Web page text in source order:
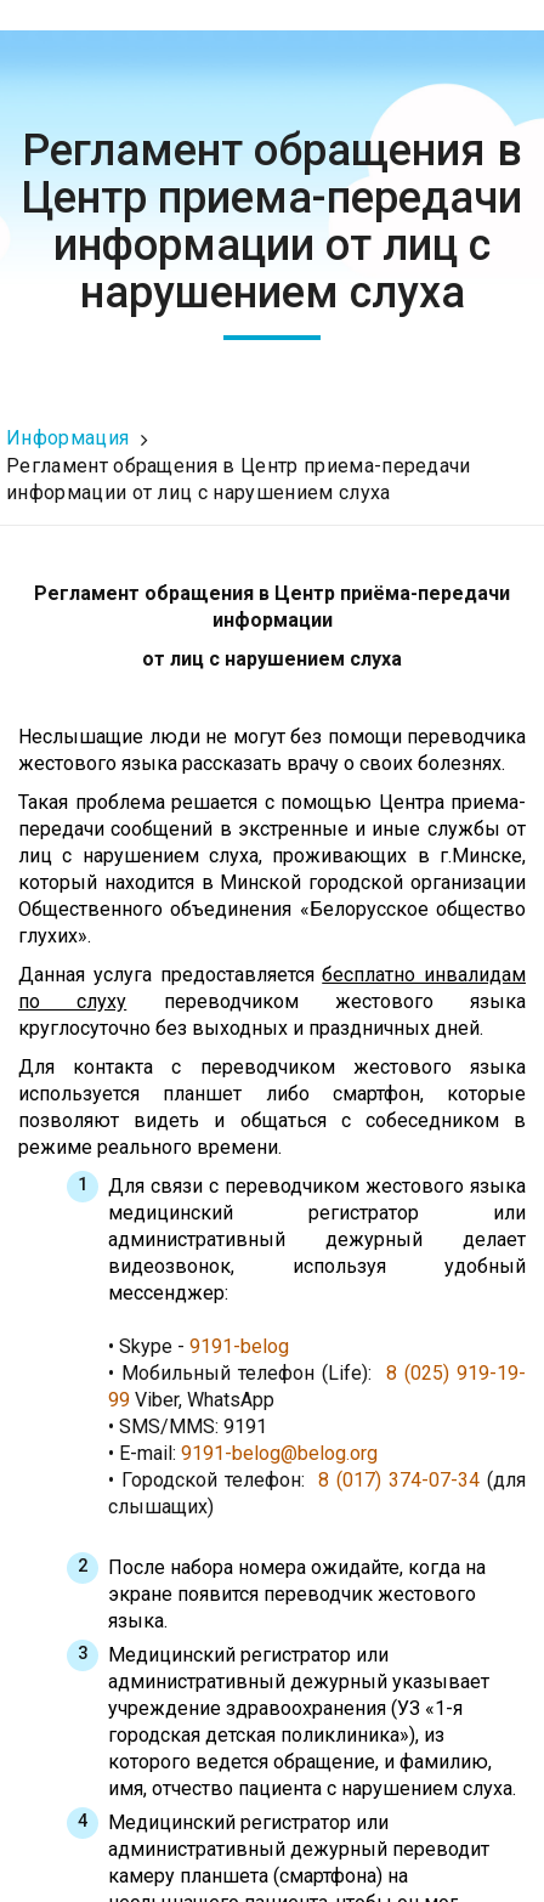
Регламент обращения в
Центр приема-передачи
информации от лиц с
нарушением слуха
Информация
Регламент обращения в Центр приема-передачи
информации от лиц с нарушением слуха
Регламент обращения в Центр приёма-передачи
информации
от лиц с нарушением слуха
Неслышащие люди не могут без помощи переводчика
жестового языка рассказать врачу о своих болезнях.
Такая проблема решается с помощью Центра приема-
передачи сообщений в экстренные и иные службы от
лиц с нарушением слуха, проживающих в г.Минске,
который находится в Минской городской организации
Общественного объединения «Белорусское общество
глухих».
Данная услуга предоставляетсябесплатно инвалидам
по слуху переводчиком жестового языка
круглосуточно без выходных и праздничных дней.
Для контакта с переводчиком жестового языка
используется планшет либо смартфон, которые
позволяют видеть и общаться с собеседником в
режиме реального времени.
Для связи с переводчиком жестового языка
медицинский регистратор или
административный дежурный делает
видеозвонок, используя удобный
мессенджер:
• Skype - 9191-belog
• Мобильный телефон (Life): 8 (025) 919-19-
99 Viber, WhatsApp
• SMS/MMS: 9191
• E-mail: 9191-belog@belog.org
• Городской телефон:8 (017) 374-07-34 (для
слышащих)
После набора номера ожидайте, когда на
экране появится переводчик жестового
языка.
Медицинский регистратор или
административный дежурный указывает
учреждение здравоохранения (УЗ «1-я
городская детская поликлиника»), из
которого ведется обращение, и фамилию,
имя, отчество пациента с нарушением слуха.
Медицинский регистратор или
административный дежурный переводит
камеру планшета (смартфона) на